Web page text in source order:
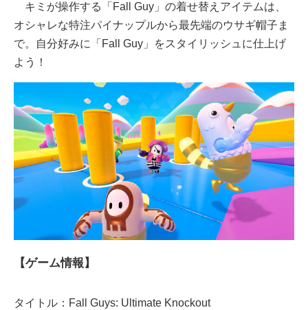
キミが操作する「Fall Guy」の着せ替えアイテムは、
オシャレな特注パイナップルから最先端のウサギ帽子ま
で。自分好みに「Fall Guy」をスタイリッシュに仕上げ
よう！
【ゲーム情報】
タイトル：Fall Guys: Ultimate Knockout